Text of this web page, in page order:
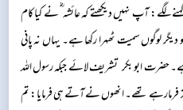
لگے: آپ نہیں دیکھتے کہ عائشہ ؓ نے کیا کام
لوگوں سمیت ٹھہرا رکھا ہے۔ یہاں نہ پانی
حضرت ابو بکر تشریف لائے جبکہ رسول اللہ
تھے۔ انھوں نے آتے ہی فرمایا: تم